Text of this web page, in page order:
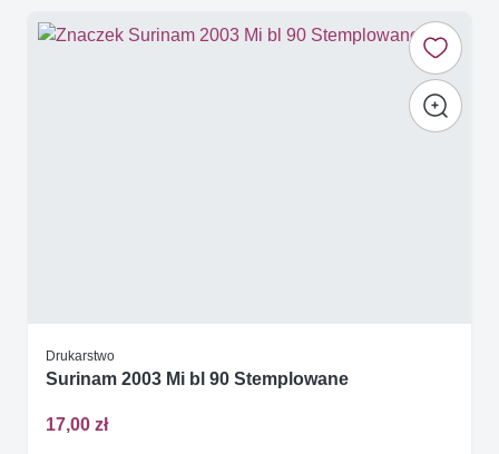
Drukarstwo
Surinam 2003 Mi bl 90 Stemplowane
17,00 zł